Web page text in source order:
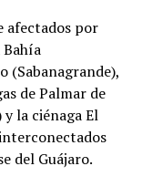
afectados por
(Sabanagrande),
de Palmar de
la ciénaga El
del Guájaro.